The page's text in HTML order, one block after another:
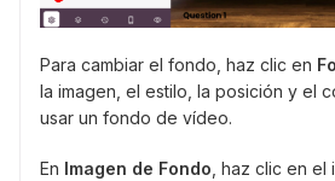
Para cambiar el fondo, haz clic en
la imagen, el estilo, la posición y el
usar un fondo de vídeo.
En Imagen de Fondo , haz clic en